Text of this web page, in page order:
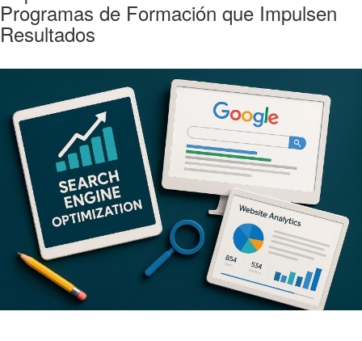
Programas de Formación que Impulsen
Resultados